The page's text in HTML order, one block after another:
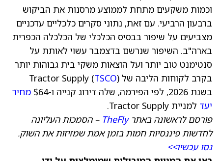
וכמות משקעים מתחת לממוצע מרסנות את הביקוש
ברבעון הרביעי. עם זאת, נתוני סקרים כלכליים עדכניים
מצביעים על שיפור בבסיס הכלכלי של הכלכלה הכפרית
בארה"ב. השיפור שנרשם בדצמבר עשוי לאותת על
סנטימנט טוב יותר ועל הוצאות משקי בית גבוהות יותר
בקרב לקוחות הליבה של Tractor Supply ( TSCO)
בשנת 2026, לפי הפירמה, שלה דירוג קנייה ו-$64
מחיר
יעד למניית Tractor Supply.
פורסם לראשונה באתרTheFly – הסמכות העליונה
לחדשות פיננסיות חמות בזמן אמת שמזיזות את השוק.
נסו עכשיו>>